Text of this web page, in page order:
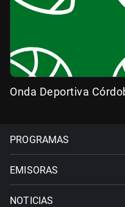
Onda Deportiva
PROGRAMAS
EMISORAS
NOTICIAS